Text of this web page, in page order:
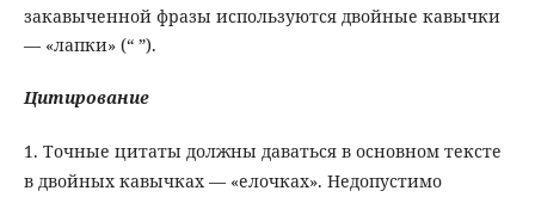
закавыченной фразы используются двойные кавычки
— «лапки» (“ ”).
Цитирование
1. Точные цитаты должны даваться в основном тексте
в двойных кавычках — «елочках». Недопустимо